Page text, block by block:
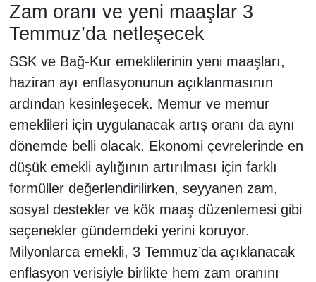
Zam oranı ve yeni maaşlar 3
Temmuz’da netleşecek
SSK ve Bağ-Kur emeklilerinin yeni maaşları,
haziran ayı enflasyonunun açıklanmasının
ardından kesinleşecek. Memur ve memur
emeklileri için uygulanacak artış oranı da aynı
dönemde belli olacak. Ekonomi çevrelerinde en
düşük emekli aylığının artırılması için farklı
formüller değerlendirilirken, seyyanen zam,
sosyal destekler ve kök maaş düzenlemesi gibi
seçenekler gündemdeki yerini koruyor.
Milyonlarca emekli, 3 Temmuz’da açıklanacak
enflasyon verisiyle birlikte hem zam oranını